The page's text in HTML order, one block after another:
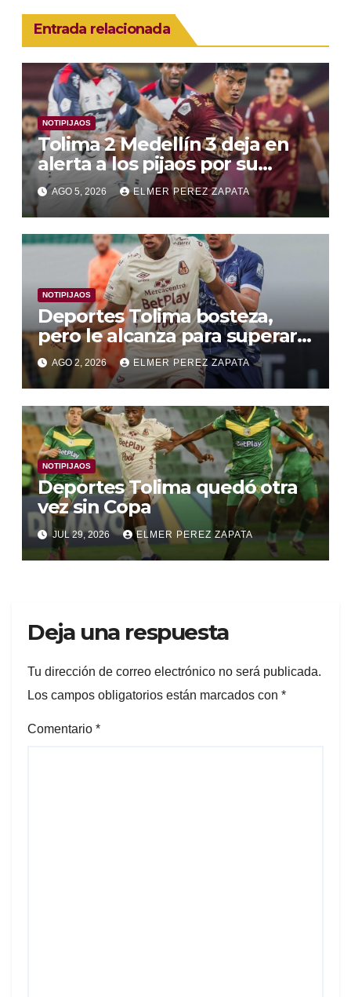
Entrada relacionada
NOTIPIJAOS
Tolima 2 Medellín 3 deja en
alerta a los pijaos por su
fútbol irregular
AGO 5, 2026 ELMER PEREZ ZAPATA
NOTIPIJAOS
Deportes Tolima bosteza,
pero le alcanza para superar a
Alianza Valledupar 2 A 1
AGO 2, 2026 ELMER PEREZ ZAPATA
NOTIPIJAOS
Deportes Tolima quedó otra
vez sin Copa
JUL 29, 2026 ELMER PEREZ ZAPATA
Deja una respuesta
Tu dirección de correo electrónico no será publicada.
Los campos obligatorios están marcados con *
Comentario *